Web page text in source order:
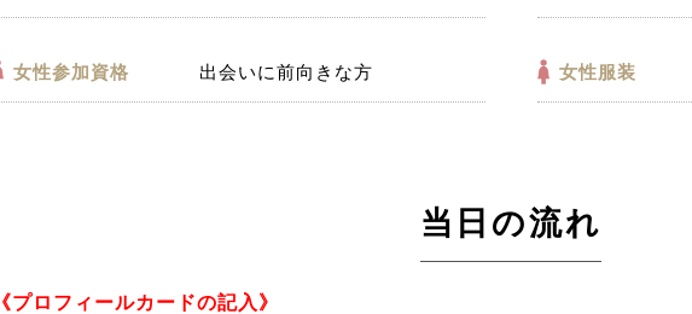
女性参加資格 出会いに前向きな方 女性服装
当日の流れ
《プロフィールカードの記入》